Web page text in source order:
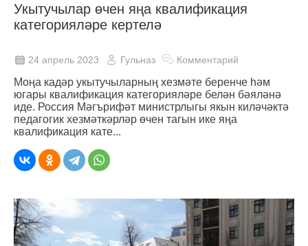
Укытучылар өчен яңа квалификация
категорияләре кертелә
24 апрель 2023 Гульназ Комментарий
Моңа кадәр укытучыларның хезмәте беренче һәм
югары квалификация категорияләре белән бәяләнә
иде. Россия Мәгърифәт министрлыгы якын киләчәктә
педагогик хезмәткәрләр өчен тагын ике яңа
квалификация кате...